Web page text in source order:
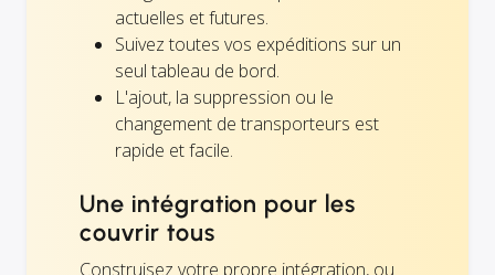
actuelles et futures.
Suivez toutes vos expéditions sur un
seul tableau de bord.
L'ajout, la suppression ou le
changement de transporteurs est
rapide et facile.
Une intégration pour les
couvrir tous
Construisez votre propre intégration, ou